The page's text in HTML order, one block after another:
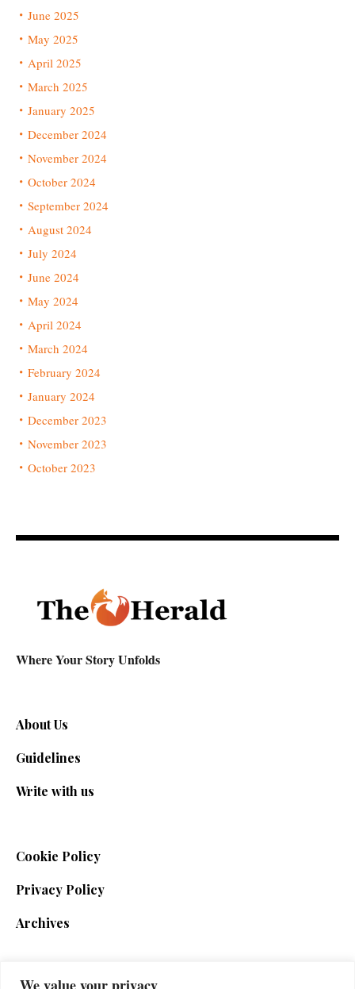
We value your privacy
June 2025
May 2025
April 2025
March 2025
January 2025
December 2024
November 2024
October 2024
September 2024
August 2024
July 2024
June 2024
May 2024
April 2024
March 2024
February 2024
January 2024
December 2023
November 2023
October 2023
Where Your Story Unfolds
About Us
Guidelines
Write with us
Cookie Policy
Privacy Policy
Archives
SIGN UP FOR THE NEWSLETTER